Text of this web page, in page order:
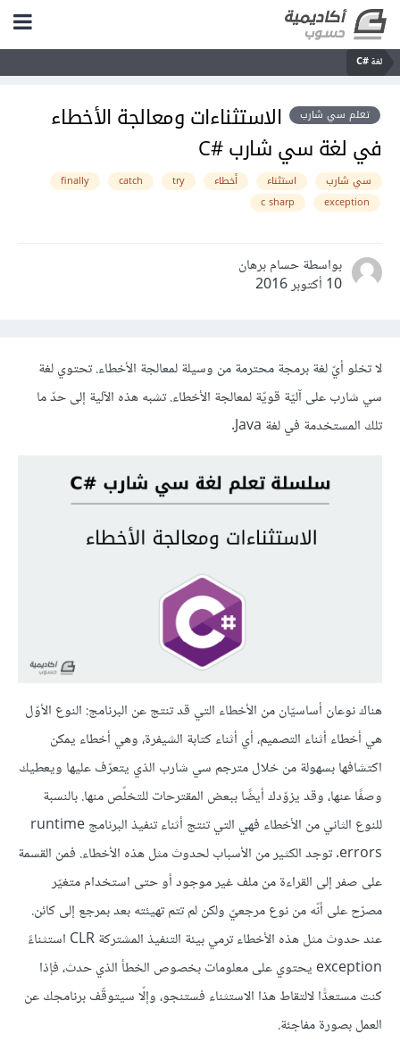
لغة C#‎
تعلم سي شارب
الاستثناءات ومعالجة الأخطاء
في لغة سي شارب #C
سي شارب استثناء أخطاء try
catch
finally
exception
c sharp
بواسطة حسام برهان
10 أكتوبر 2016
لا تخلو أيّ لغة برمجة محترمة من وسيلة لمعالجة الأخطاء. تحتوي لغة
سي شارب على آليّة قويّة لمعالجة الأخطاء. تشبه هذه الآلية إلى حدّ ما
تلك المستخدمة في لغة Java.
هناك نوعان أساسيّان من الأخطاء التي قد تنتج عن البرنامج: النوع الأوّل
هي أخطاء أثناء التصميم، أي أثناء كتابة الشيفرة، وهي أخطاء يمكن
اكتشافها بسهولة من خلال مترجم سي شارب الذي يتعرّف عليها ويعطيك
وصفًا عنها، وقد يزوّدك أيضًا ببعض المقترحات للتخلّص منها. بالنسبة
للنوع الثاني من الأخطاء فهي التي تنتج أثناء تنفيذ البرنامج runtime
errors. توجد الكثير من الأسباب لحدوث مثل هذه الأخطاء. فمن القسمة
على صفر إلى القراءة من ملف غير موجود أو حتى استخدام متغيّر
مصرّح على أنّه من نوع مرجعيّ ولكن لم تتم تهيئته بعد بمرجع إلى كائن.
عند حدوث مثل هذه الأخطاء ترمي بيئة التنفيذ المشتركة CLR استثناءً
exception يحتوي على معلومات بخصوص الخطأ الذي حدث، فإذا
كنت مستعدًّا لالتقاط هذا الاستثناء فستنجو، وإلّا سيتوقّف برنامجك عن
العمل بصورة مفاجئة.